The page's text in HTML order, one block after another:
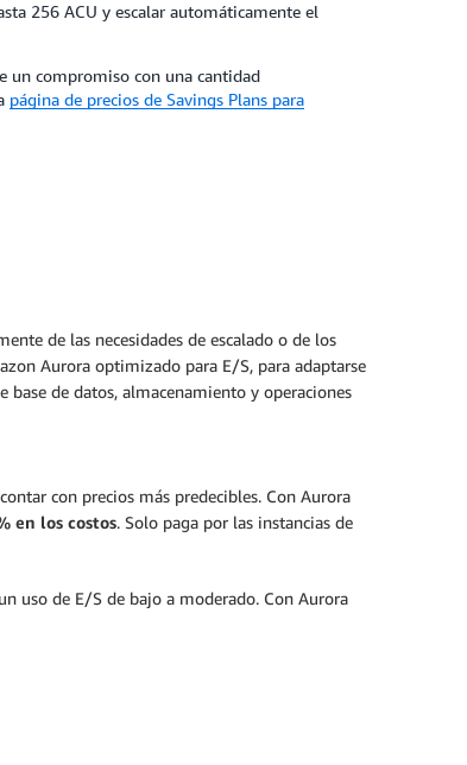
256 ACU y escalar automáticamente el
un compromiso con una cantidad
página de precios de Savings Plans para
de las necesidades de escalado o de los
Aurora optimizado para E/S, para adaptarse
base de datos, almacenamiento y operaciones
con precios más predecibles. Con Aurora
en los costos. Solo paga por las instancias de
uso de E/S de bajo a moderado. Con Aurora